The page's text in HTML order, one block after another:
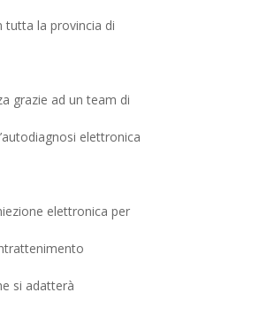
tutta la provincia di
grazie ad un team di
elettronica
elettronica per
si adatterà